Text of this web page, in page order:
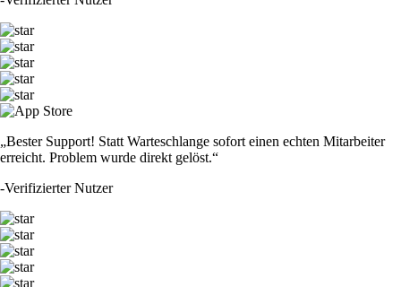
„Bester Support! Statt Warteschlange sofort einen echten Mitarbeiter
erreicht. Problem wurde direkt gelöst.“
-Verifizierter Nutzer